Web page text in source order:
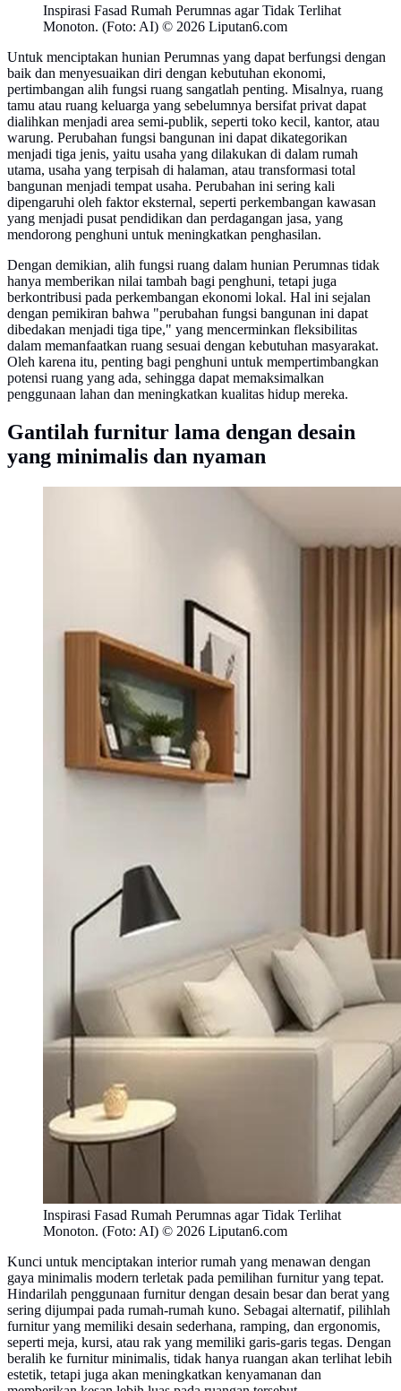
Inspirasi Fasad Rumah Perumnas agar Tidak Terlihat
Monoton. (Foto: AI) © 2026 Liputan6.com
Untuk menciptakan hunian Perumnas yang dapat berfungsi dengan
baik dan menyesuaikan diri dengan kebutuhan ekonomi,
pertimbangan alih fungsi ruang sangatlah penting. Misalnya, ruang
tamu atau ruang keluarga yang sebelumnya bersifat privat dapat
dialihkan menjadi area semi-publik, seperti toko kecil, kantor, atau
warung. Perubahan fungsi bangunan ini dapat dikategorikan
menjadi tiga jenis, yaitu usaha yang dilakukan di dalam rumah
utama, usaha yang terpisah di halaman, atau transformasi total
bangunan menjadi tempat usaha. Perubahan ini sering kali
dipengaruhi oleh faktor eksternal, seperti perkembangan kawasan
yang menjadi pusat pendidikan dan perdagangan jasa, yang
mendorong penghuni untuk meningkatkan penghasilan.
Dengan demikian, alih fungsi ruang dalam hunian Perumnas tidak
hanya memberikan nilai tambah bagi penghuni, tetapi juga
berkontribusi pada perkembangan ekonomi lokal. Hal ini sejalan
dengan pemikiran bahwa "perubahan fungsi bangunan ini dapat
dibedakan menjadi tiga tipe," yang mencerminkan fleksibilitas
dalam memanfaatkan ruang sesuai dengan kebutuhan masyarakat.
Oleh karena itu, penting bagi penghuni untuk mempertimbangkan
potensi ruang yang ada, sehingga dapat memaksimalkan
penggunaan lahan dan meningkatkan kualitas hidup mereka.
Gantilah furnitur lama dengan desain
yang minimalis dan nyaman
Inspirasi Fasad Rumah Perumnas agar Tidak Terlihat
Monoton. (Foto: AI) © 2026 Liputan6.com
Kunci untuk menciptakan interior rumah yang menawan dengan
gaya minimalis modern terletak pada pemilihan furnitur yang tepat.
Hindarilah penggunaan furnitur dengan desain besar dan berat yang
sering dijumpai pada rumah-rumah kuno. Sebagai alternatif, pilihlah
furnitur yang memiliki desain sederhana, ramping, dan ergonomis,
seperti meja, kursi, atau rak yang memiliki garis-garis tegas. Dengan
beralih ke furnitur minimalis, tidak hanya ruangan akan terlihat lebih
estetik, tetapi juga akan meningkatkan kenyamanan dan